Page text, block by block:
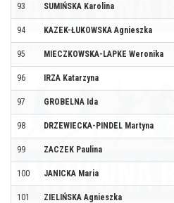
93 SUMIŃSKA Karolina
94 KAZEK-ŁUKOWSKA Agnieszka
95 MIECZKOWSKA-LAPKE Weronika
96 IRZA Katarzyna
97 GROBELNA Ida
98 DRZEWIECKA-PINDEL Martyna
99 ZACZEK Paulina
100 JANICKA Maria
101 ZIELIŃSKA Agnieszka